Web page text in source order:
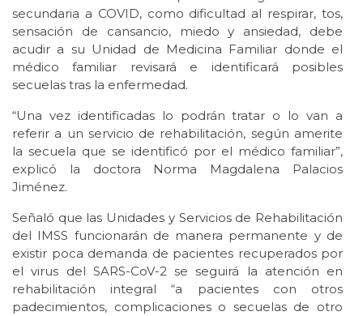
secundaria a COVID, como dificultad al respirar, tos,
sensación de cansancio, miedo y ansiedad, debe
acudir a su Unidad de Medicina Familiar donde el
médico familiar revisará e identificará posibles
secuelas tras la enfermedad.
“Una vez identificadas lo podrán tratar o lo van a
referir a un servicio de rehabilitación, según amerite
la secuela que se identificó por el médico familiar”,
explicó la doctora Norma Magdalena Palacios
Jiménez.
Señaló que las Unidades y Servicios de Rehabilitación
del IMSS funcionarán de manera permanente y de
existir poca demanda de pacientes recuperados por
el virus del SARS-CoV-2 se seguirá la atención en
rehabilitación integral “a pacientes con otros
padecimientos, complicaciones o secuelas de otro